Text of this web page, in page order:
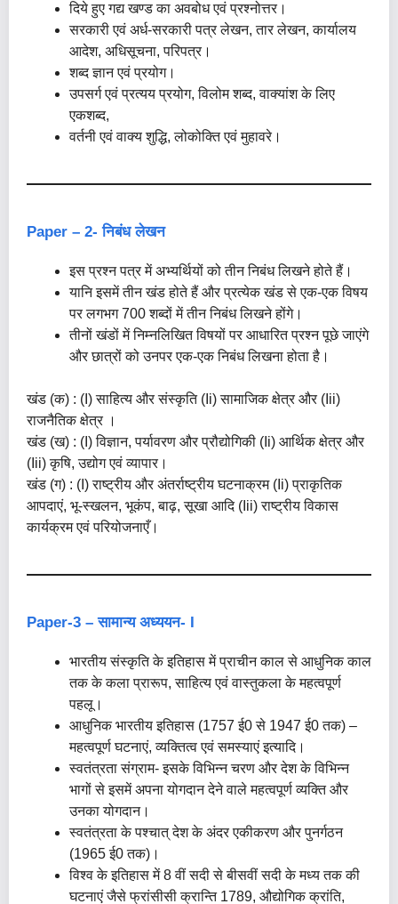
दिये हुए गद्य खण्ड का अवबोध एवं प्रश्नोत्तर।
सरकारी एवं अर्ध-सरकारी पत्र लेखन, तार लेखन, कार्यालय
आदेश, अधिसूचना, परिपत्र।
शब्द ज्ञान एवं प्रयोग।
उपसर्ग एवं प्रत्यय प्रयोग, विलोम शब्द, वाक्यांश के लिए
एकशब्द,
वर्तनी एवं वाक्य शुद्धि, लोकोक्ति एवं मुहावरे।
Paper – 2- निबंध लेखन
इस प्रश्न पत्र में अभ्यर्थियों को तीन निबंध लिखने होते हैं।
यानि इसमें तीन खंड होते हैं और प्रत्येक खंड से एक-एक विषय
पर लगभग 700 शब्दों में तीन निबंध लिखने होंगे।
तीनों खंडों में निम्नलिखित विषयों पर आधारित प्रश्न पूछे जाएंगे
और छात्रों को उनपर एक-एक निबंध लिखना होता है।
खंड (क) : (i) साहित्य और संस्कृति (ii) सामाजिक क्षेत्र और (iii)
राजनैतिक क्षेत्र ।
खंड (ख) : (i) विज्ञान, पर्यावरण और प्रौद्योगिकी (ii) आर्थिक क्षेत्र और
(iii) कृषि, उद्योग एवं व्यापार।
खंड (ग) : (i) राष्ट्रीय और अंतर्राष्ट्रीय घटनाक्रम (ii) प्राकृतिक
आपदाएं, भू-स्खलन, भूकंप, बाढ़, सूखा आदि (iii) राष्ट्रीय विकास
कार्यक्रम एवं परियोजनाएँ।
Paper-3 – सामान्य अध्ययन- I
भारतीय संस्कृति के इतिहास में प्राचीन काल से आधुनिक काल
तक के कला प्रारूप, साहित्य एवं वास्तुकला के महत्वपूर्ण
पहलू।
आधुनिक भारतीय इतिहास (1757 ई0 से 1947 ई0 तक) –
महत्वपूर्ण घटनाएं, व्यक्तित्व एवं समस्याएं इत्यादि।
स्वतंत्रता संग्राम- इसके विभिन्‍न चरण और देश के विभिन्‍न
भागों से इसमें अपना योगदान देने वाले महत्वपूर्ण व्यक्ति और
उनका योगदान।
स्वतंत्रता के पश्चात्‌ देश के अंदर एकीकरण और पुनर्गठन
(1965 ई0 तक)।
विश्व के इतिहास में 8 वीं सदी से बीसवीं सदी के मध्य तक की
घटनाएं जैसे फ्रांसीसी क्रान्ति 1789, औद्योगिक क्रांति,